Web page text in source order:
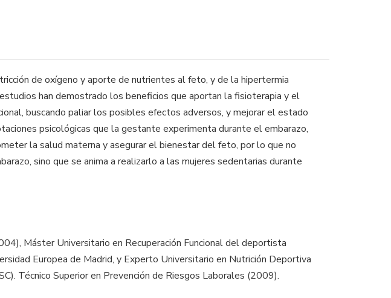
de oxígeno y aporte de nutrientes al feto, y de la hipertermia
han demostrado los beneficios que aportan la fisioterapia y el
buscando paliar los posibles efectos adversos, y mejorar el estado
psicológicas que la gestante experimenta durante el embarazo,
la salud materna y asegurar el bienestar del feto, por lo que no
sino que se anima a realizarlo a las mujeres sedentarias durante
Máster Universitario en Recuperación Funcional del deportista
Europea de Madrid, y Experto Universitario en Nutrición Deportiva
Técnico Superior en Prevención de Riesgos Laborales (2009).